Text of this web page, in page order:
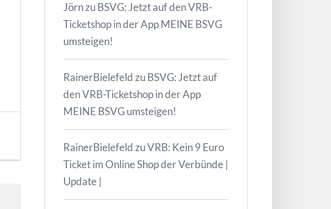
JörnzuBSVG: Jetzt auf den VRB-
Ticketshop in der App MEINE BSVG
umsteigen!
RainerBielefeld zuBSVG: Jetzt auf
den VRB-Ticketshop in der App
MEINE BSVG umsteigen!
RainerBielefeld zuVRB: Kein 9 Euro
Ticket im Online Shop der Verbünde |
Update |